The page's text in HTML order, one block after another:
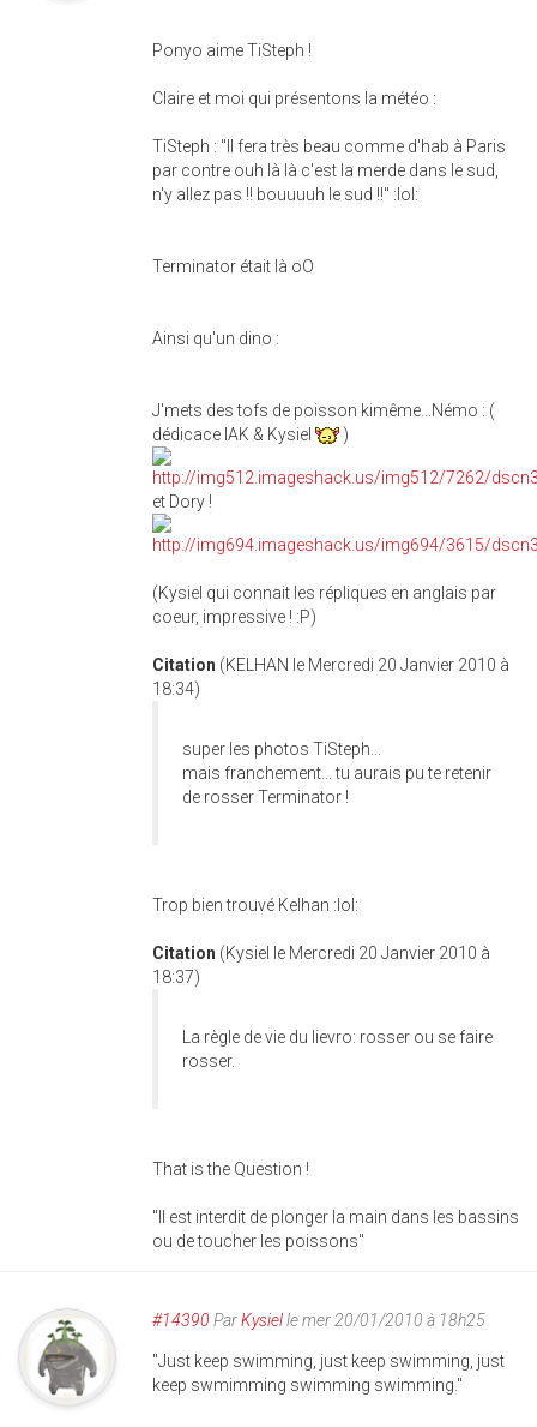
Ponyo aime TiSteph !
Claire et moi qui présentons la météo :
TiSteph : "Il fera très beau comme d'hab à Paris
par contre ouh là là c'est la merde dans le sud,
n'y allez pas !! bouuuuh le sud !!" :lol:
Terminator était là oO
Ainsi qu'un dino :
J'mets des tofs de poisson kimême...Némo : (
dédicace IAK & Kysiel
)
et Dory !
(Kysiel qui connait les répliques en anglais par
coeur, impressive ! :P)
Citation (KELHAN le Mercredi 20 Janvier 2010 à
18:34)
super les photos TiSteph...
mais franchement... tu aurais pu te retenir
de rosser Terminator !
Trop bien trouvé Kelhan :lol:
Citation (Kysiel le Mercredi 20 Janvier 2010 à
18:37)
La règle de vie du lievro: rosser ou se faire
rosser.
That is the Question !
"Il est interdit de plonger la main dans les bassins
ou de toucher les poissons"
#14390 ParKysielle mer 20/01/2010 à 18h25
"Just keep swimming, just keep swimming, just
keep swmimming swimming swimming."